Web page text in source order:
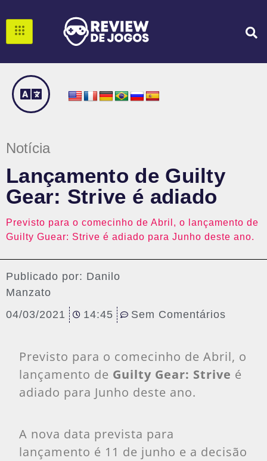
Notícia
Lançamento de Guilty
Gear: Strive é adiado
Previsto para o comecinho de Abril, o lançamento de
Guilty Guear: Strive é adiado para Junho deste ano.
Publicado por: Danilo
Manzato
04/03/2021
14:45 Sem Comentários
Previsto para o comecinho de Abril, o
lançamento de Guilty Gear: Strive é
adiado para Junho deste ano.
A nova data prevista para
lançamento é 11 de junho e a decisão